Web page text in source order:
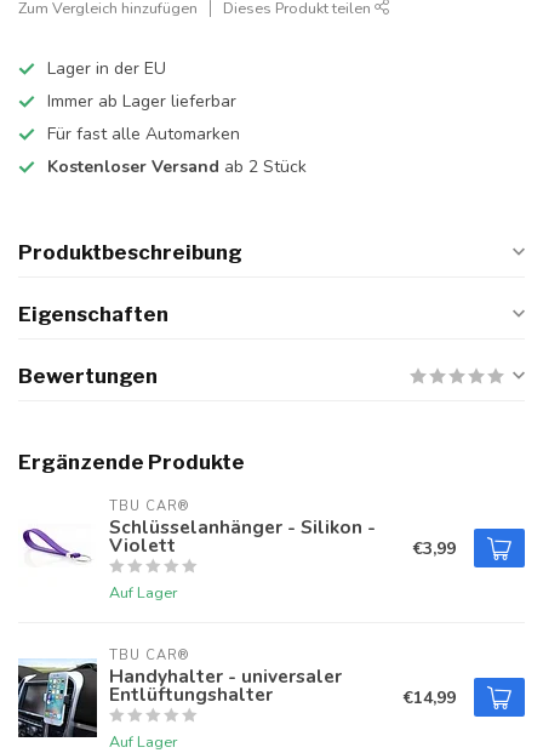
Zum Vergleich hinzufügen Dieses Produkt teilen
Lager in der EU
Immer ab Lager lieferbar
Für fast alle Automarken
Kostenloser Versand ab 2 Stück
Produktbeschreibung
Eigenschaften
Bewertungen
Ergänzende Produkte
TBU CAR®
Schlüsselanhänger - Silikon -
Violett
Auf Lager
€3,99
TBU CAR®
Handyhalter - universaler
Entlüftungshalter
Auf Lager
€14,99